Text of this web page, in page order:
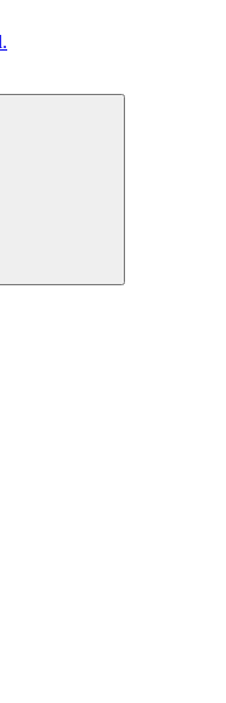
популярных